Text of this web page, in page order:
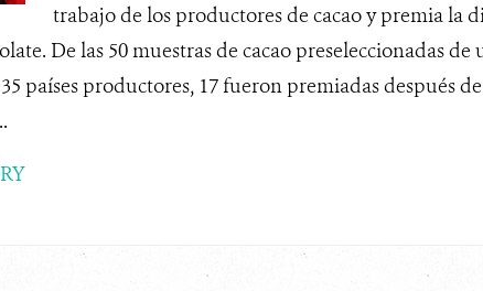
trabajo de los productores de cacao y premia la
De las 50 muestras de cacao preseleccionadas de
países productores, 17 fueron premiadas después